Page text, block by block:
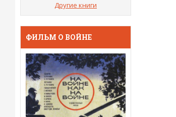
Другие книги
ФИЛЬМ О ВОЙНЕ